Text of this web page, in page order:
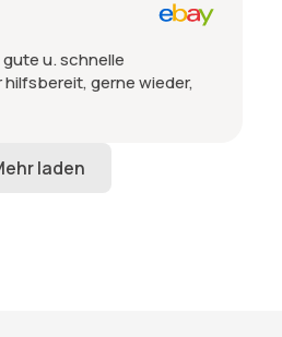
u. schnelle
gerne wieder,